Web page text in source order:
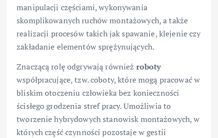
manipulacji częściami, wykonywania
skomplikowanych ruchów montażowych, a także
realizacji procesów takich jak spawanie, klejenie czy
zakładanie elementów sprężynujących.
Znaczącą rolę odgrywają również roboty
współpracujące, tzw. coboty, które mogą pracować w
bliskim otoczeniu człowieka bez konieczności
ścisłego grodzenia stref pracy. Umożliwia to
tworzenie hybrydowych stanowisk montażowych, w
których część czynności pozostaje w gestii